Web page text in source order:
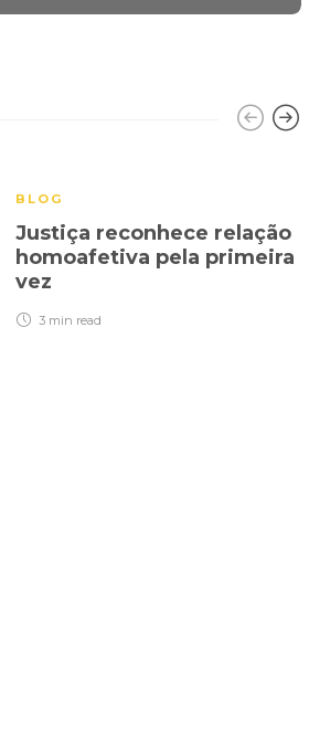
BLOG
Justiça reconhece relação
homoafetiva pela primeira
vez
3 min read